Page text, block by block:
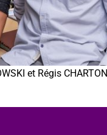
et Régis CHARTON